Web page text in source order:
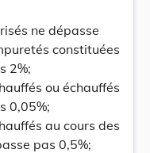
ne dépasse
constituées
2%;
ou échauffés
0,05%;
au cours des
pas 0,5%;